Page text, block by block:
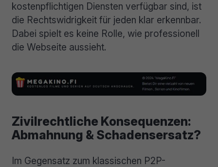
kostenpflichtigen Diensten verfügbar sind, ist
die Rechtswidrigkeit für jeden klar erkennbar.
Dabei spielt es keine Rolle, wie professionell
die Webseite aussieht.
Zivilrechtliche Konsequenzen:
Abmahnung & Schadensersatz?
Im Gegensatz zum klassischen P2P-